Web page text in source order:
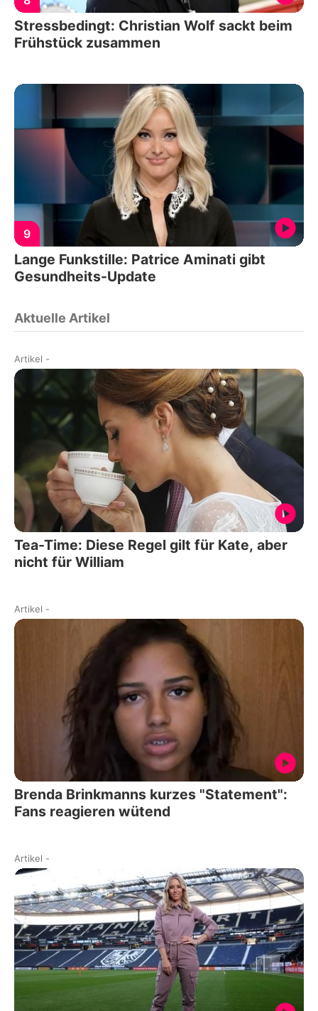
Stressbedingt: Christian Wolf sackt beim
Frühstück zusammen
9
Lange Funkstille: Patrice Aminati gibt
Gesundheits-Update
Aktuelle Artikel
Artikel -
Tea-Time: Diese Regel gilt für Kate, aber
nicht für William
Artikel -
Brenda Brinkmanns kurzes "Statement":
Fans reagieren wütend
Artikel -